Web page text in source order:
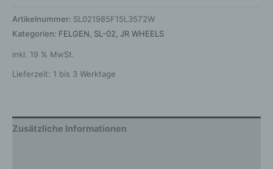
Artikelnummer: SL021985F15L3572W
Kategorien: FELGEN SL-02 JR WHEELS
inkl. 19 % MwSt.
Lieferzeit: 1 bis 3 Werktage
Zusätzliche Informationen